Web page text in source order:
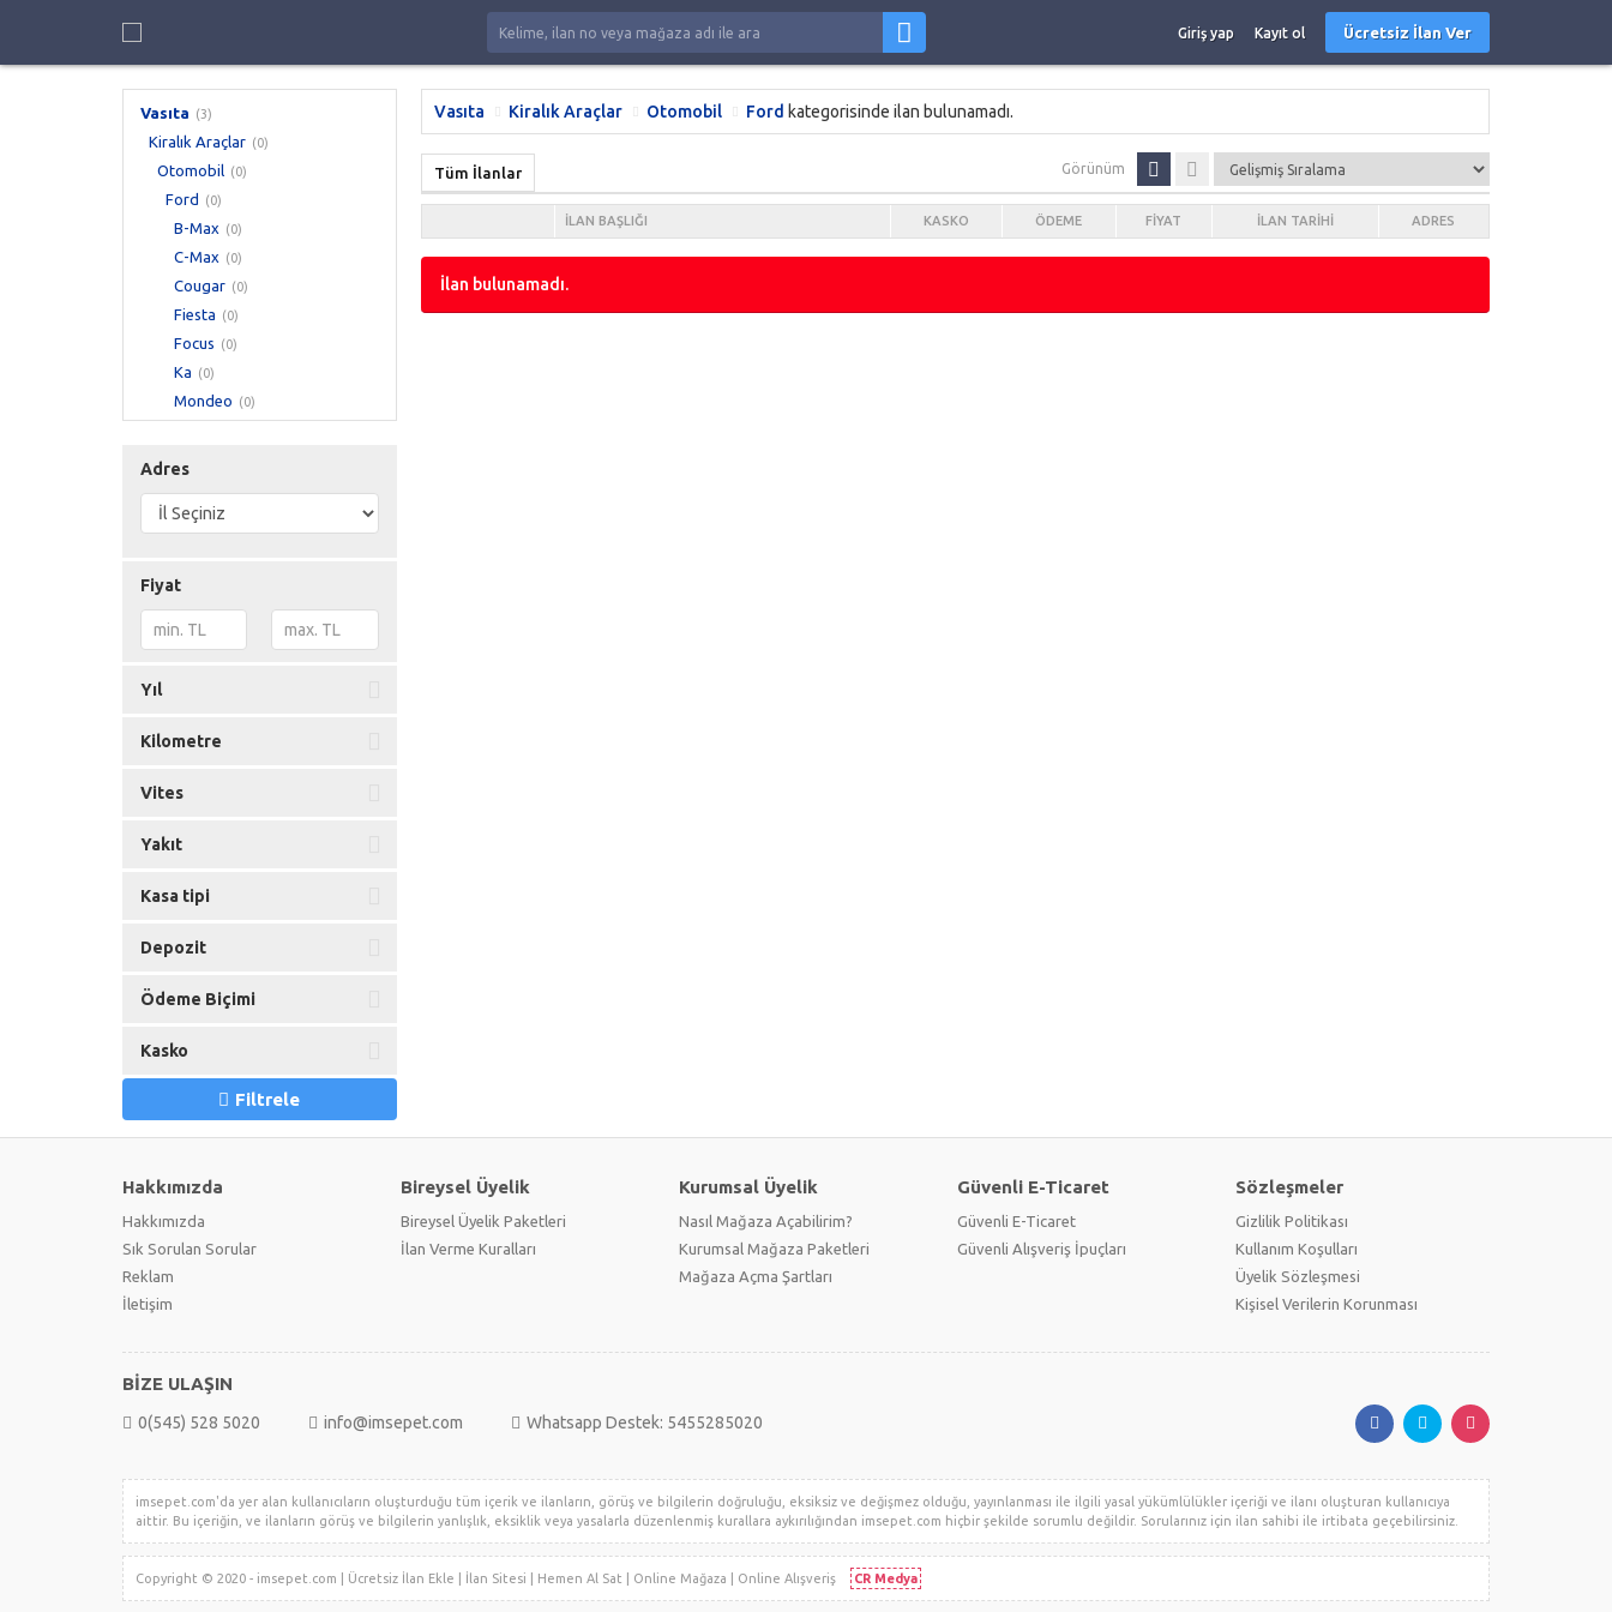
Giriş yap Kayıt ol Ücretsiz İlan Ver
Vasıta (3)
Kiralık Araçlar (0)
Otomobil (0)
Ford (0)
B-Max (0)
C-Max (0)
Cougar (0)
Fiesta (0)
Focus (0)
Ka (0)
Mondeo (0)
Adres
Fiyat
Yıl
Kilometre
Vites
Yakıt
Kasa tipi
Depozit
Ödeme Biçimi
Kasko
Filtrele
Vasıta Kiralık Araçlar Otomobil Ford kategorisinde ilan bulunamadı.
Tüm İlanlar Görünüm
İLAN BAŞLIĞI KASKO ÖDEME FIYAT İLAN TARIHI ADRES
İlan bulunamadı.
Hakkımızda
Hakkımızda
Sık Sorulan Sorular
Reklam
İletişim
Bireysel Üyelik
Bireysel Üyelik Paketleri
İlan Verme Kuralları
Kurumsal Üyelik
Nasıl Mağaza Açabilirim?
Kurumsal Mağaza Paketleri
Mağaza Açma Şartları
Güvenli E-Ticaret
Güvenli E-Ticaret
Güvenli Alışveriş İpuçları
Sözleşmeler
Gizlilik Politikası
Kullanım Koşulları
Üyelik Sözleşmesi
Kişisel Verilerin Korunması
BİZE ULAŞIN
0(545) 528 5020 info@imsepet.com Whatsapp Destek: 5455285020
imsepet.com'da yer alan kullanıcıların oluşturduğu tüm içerik ve ilanların, görüş ve bilgilerin doğruluğu, eksiksiz ve değişmez olduğu, yayınlanması ile ilgili yasal yükümlülükler içeriği ve ilanı oluşturan kullanıcıya
aittir. Bu içeriğin, ve ilanların görüş ve bilgilerin yanlışlık, eksiklik veya yasalarla düzenlenmiş kurallara aykırılığından imsepet.com hiçbir şekilde sorumlu değildir. Sorularınız için ilan sahibi ile irtibata geçebilirsiniz.
Copyright © 2020 - imsepet.com | Ücretsiz İlan Ekle | İlan Sitesi | Hemen Al Sat | Online Mağaza | Online Alışveriş CR Medya